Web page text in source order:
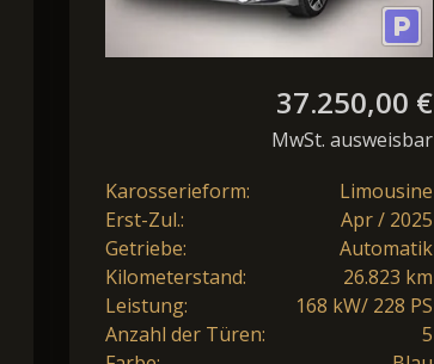
37.250,00 €
MwSt. ausweisbar
Karosserieform:
Limousine
Erst-Zul.:
Apr / 2025
Getriebe:
Automatik
Kilometerstand:
26.823 km
Leistung:
168 kW/ 228 PS
Anzahl der Türen:
5